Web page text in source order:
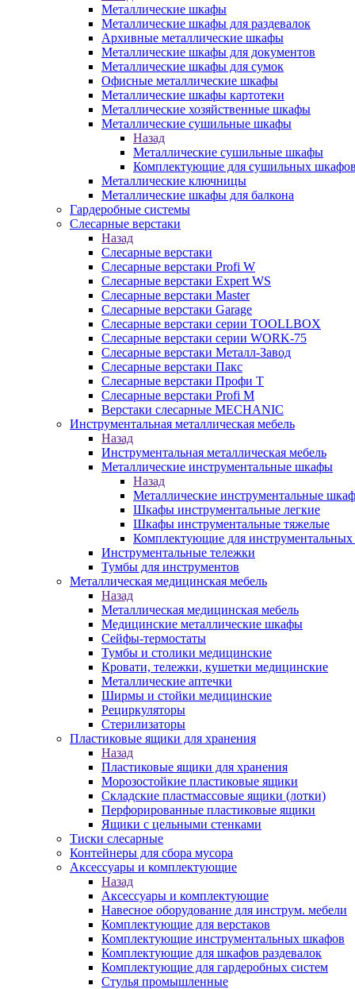
Металлические шкафы
Металлические шкафы для раздевалок
Архивные металлические шкафы
Металлические шкафы для документов
Металлические шкафы для сумок
Офисные металлические шкафы
Металлические шкафы картотеки
Металлические хозяйственные шкафы
Металлические сушильные шкафы
Назад
Металлические сушильные шкафы
Комплектующие для сушильных шкафов
Металлические ключницы
Металлические шкафы для балкона
Гардеробные системы
Слесарные верстаки
Назад
Слесарные верстаки
Слесарные верстаки Profi W
Слесарные верстаки Expert WS
Слесарные верстаки Master
Слесарные верстаки Garage
Слесарные верстаки серии TOOLLBOX
Слесарные верстаки серии WORK-75
Слесарные верстаки Металл-Завод
Слесарные верстаки Пакс
Слесарные верстаки Профи Т
Слесарные верстаки Profi M
Верстаки слесарные MECHANIC
Инструментальная металлическая мебель
Назад
Инструментальная металлическая мебель
Металлические инструментальные шкафы
Назад
Металлические инструментальные
Шкафы инструментальные легкие
Шкафы инструментальные тяжелые
Комплектующие для
Инструментальные тележки
Тумбы для инструментов
Металлическая медицинская мебель
Назад
Металлическая медицинская мебель
Медицинские металлические шкафы
Сейфы-термостаты
Тумбы и столики медицинские
Кровати, тележки, кушетки медицинские
Металлические аптечки
Ширмы и стойки медицинские
Рециркуляторы
Стерилизаторы
Пластиковые ящики для хранения
Назад
Пластиковые ящики для хранения
Морозостойкие пластиковые ящики
Складские пластмассовые ящики (лотки)
Перфорированные пластиковые ящики
Ящики с цельными стенками
Тиски слесарные
Контейнеры для сбора мусора
Аксессуары и комплектующие
Назад
Аксессуары и комплектующие
Навесное оборудование для инструм. мебели
Комплектующие для верстаков
Комплектующие инструментальных шкафов
Комплектующие для шкафов раздевалок
Комплектующие для гардеробных систем
Стулья промышленные